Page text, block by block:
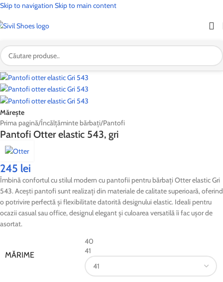
Skip to navigation Skip to main content
🎉OFERTĂ SPECIALĂ:
la toate comenzile!
Mărește
Prima pagină/Încălțăminte bărbați/Pantofi
Pantofi Otter elastic 543, gri
245 lei
Îmbină confortul cu stilul modern cu pantofii pentru bărbați Otter elastic Gri
543. Acești pantofi sunt realizați din materiale de calitate superioară, oferind
o potrivire perfectă și flexibilitate datorită designului elastic. Ideali pentru
ocazii casual sau office, designul elegant și culoarea versatilă îi fac ușor de
asortat.
MĂRIME
40
41